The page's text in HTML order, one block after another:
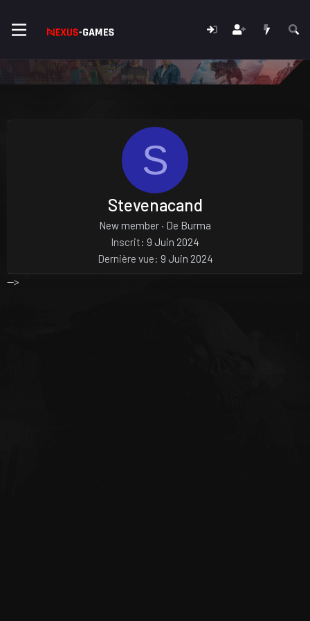
S
Stevenacand
New member · De Burma
Inscrit
9 Juin 2024
Dernière vue
9 Juin 2024
-->